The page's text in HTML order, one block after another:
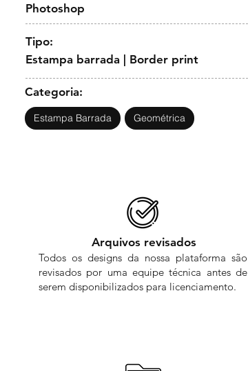
Photoshop
Tipo:
Estampa barrada | Border print
Categoria:
Estampa Barrada Geométrica
Arquivos revisados
Todos os designs da nossa plataforma são
revisados por uma equipe técnica antes de
serem disponibilizados para licenciamento.